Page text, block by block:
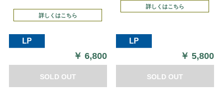
詳しくはこちら
￥6,800
SOLD OUT
詳しくはこちら
￥5,800
SOLD OUT